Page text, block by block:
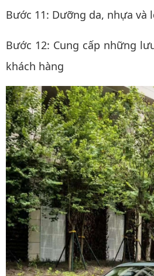
Bước 11: Dưỡng da, nhựa và
Bước 12: Cung cấp những
khách hàng